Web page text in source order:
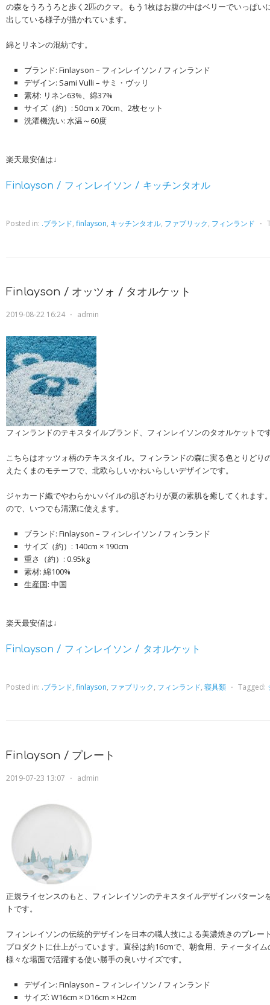
の森をうろうろと歩く2匹のクマ。もう1枚はお腹の中はベリーでいっぱい
出している様子が描かれています。
綿とリネンの混紡です。
ブランド: Finlayson – フィンレイソン / フィンランド
デザイン: Sami Vulli – サミ・ヴッリ
素材: リネン63%、綿37%
サイズ（約）: 50cm x 70cm、2枚セット
洗濯機洗い: 水温～60度
楽天最安値は↓
Finlayson / フィンレイソン / キッチンタオル
Posted in: .ブランド, finlayson, キッチンタオル, ファブリック, フィンランド ⋅
Finlayson / オッツォ / タオルケット
2019-08-22 16:24 ⋅ admin
フィンランドのテキスタイルブランド、フィンレイソンのタオルケットで
こちらはオッツォ柄のテキスタイル。フィンランドの森に実る色とりどり
えたくまのモチーフで、北欧らしいかわいらしいデザインです。
ジャカード織でやわらかいパイルの肌ざわりが夏の素肌を癒してくれます
ので、いつでも清潔に使えます。
ブランド: Finlayson – フィンレイソン / フィンランド
サイズ（約）: 140cm × 190cm
重さ（約）: 0.95kg
素材: 綿100%
生産国: 中国
楽天最安値は↓
Finlayson / フィンレイソン / タオルケット
Posted in: .ブランド, finlayson, ファブリック, フィンランド, 寝具類 ⋅ Tagged:
Finlayson / プレート
2019-07-23 13:07 ⋅ admin
正規ライセンスのもと、フィンレイソンのテキスタイルデザインパターン
トです。
フィンレイソンの伝統的デザインを日本の職人技による美濃焼きのプレー
プロダクトに仕上がっています。直径は約16cmで、朝食用、ティータイ
様々な場面で活躍する使い勝手の良いサイズです。
デザイン: Finlayson – フィンレイソン / フィンランド
サイズ: W16cm × D16cm × H2cm